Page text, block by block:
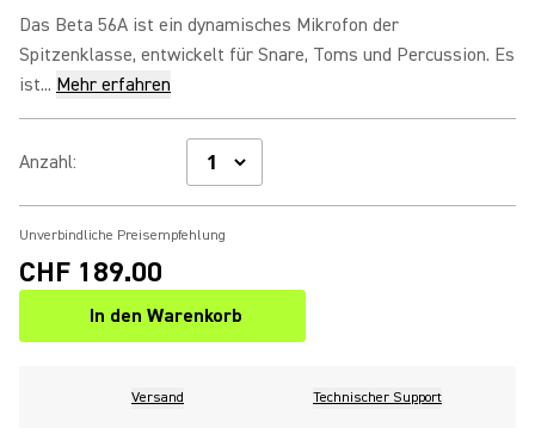
Das Beta 56A ist ein dynamisches Mikrofon der
Spitzenklasse, entwickelt für Snare, Toms und Percussion. Es
ist... Mehr erfahren
Anzahl:
Unverbindliche Preisempfehlung
CHF 189.00
In den Warenkorb
Versand Technischer Support